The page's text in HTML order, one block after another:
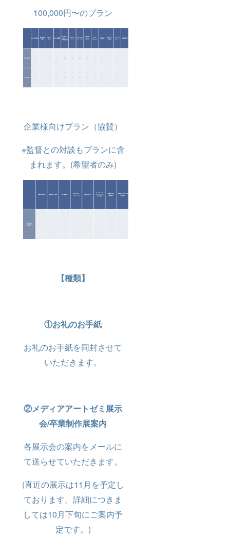
100,000円〜のプラン
企業様向けプラン（協賛）
※監督との対談もプランに含
まれます。(希望者のみ)
【種類】
①お礼のお手紙
お礼のお手紙を同封させて
いただきます。
②メディアアートゼミ展示
会/卒業制作展案内
各展示会の案内をメールに
て送らせていただきます。
(直近の展示は11月を予定し
ております。詳細につきま
しては10月下旬にご案内予
定です。)